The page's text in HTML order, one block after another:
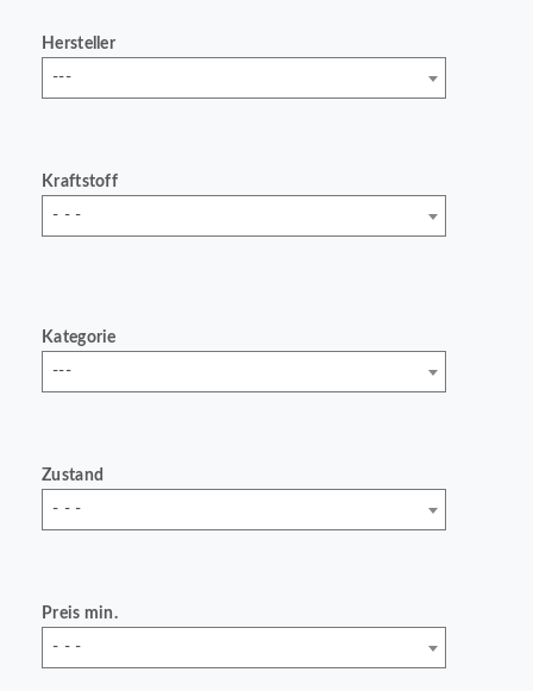
Hersteller
---
Kraftstoff
- - -
Kategorie
---
Zustand
- - -
Preis min.
- - -